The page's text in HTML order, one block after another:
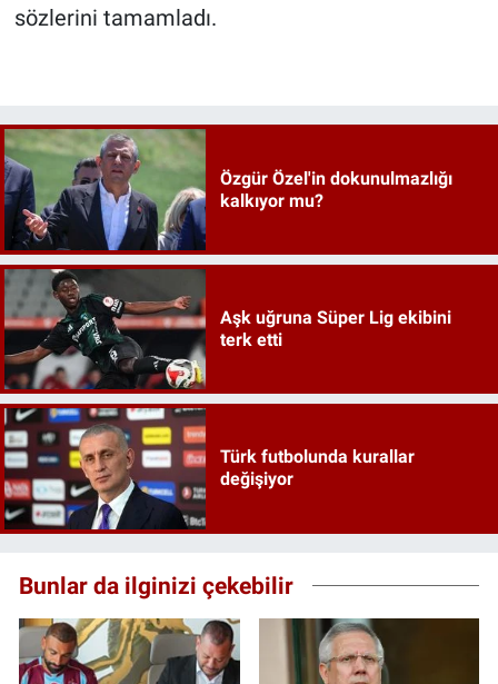
sözlerini tamamladı.
Özgür Özel'in dokunulmazlığı
kalkıyor mu?
Aşk uğruna Süper Lig ekibini
terk etti
Türk futbolunda kurallar
değişiyor
Bunlar da ilginizi çekebilir